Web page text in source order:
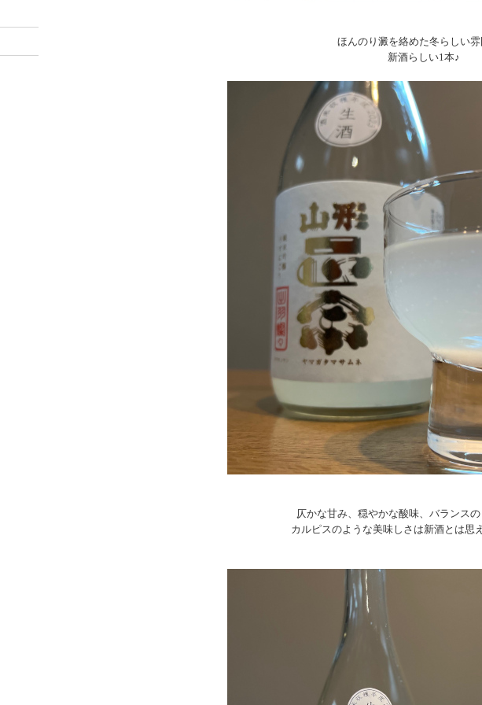
ほんのり澱を絡めた冬らしい
新酒らしい1本♪
仄かな甘み、穏やかな酸味、バランス
カルピスのような美味しさは新酒とは思